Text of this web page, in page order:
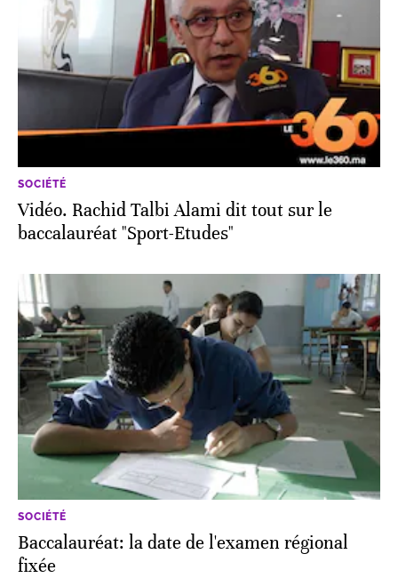
SOCIÉTÉ
Vidéo. Rachid Talbi Alami dit tout sur le
baccalauréat "Sport-Etudes"
SOCIÉTÉ
Baccalauréat: la date de l'examen régional
fixée